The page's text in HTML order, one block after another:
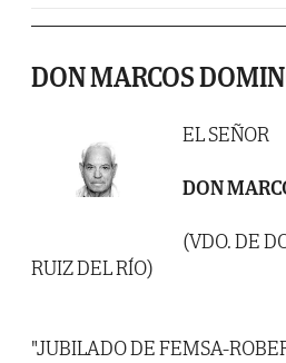
DON MARCOS
EL SEÑOR
DON
(VDO. DE
RUIZ DEL RÍO)
"JUBILADO DE FEMSA-